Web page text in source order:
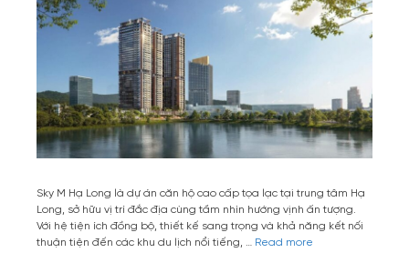
Sky M Hạ Long là dự án căn hộ cao cấp tọa lạc tại trung tâm Hạ
Long, sở hữu vị trí đắc địa cùng tầm nhìn hướng vịnh ấn tượng.
Với hệ tiện ích đồng bộ, thiết kế sang trọng và khả năng kết nối
thuận tiện đến các khu du lịch nổi tiếng, … Read more